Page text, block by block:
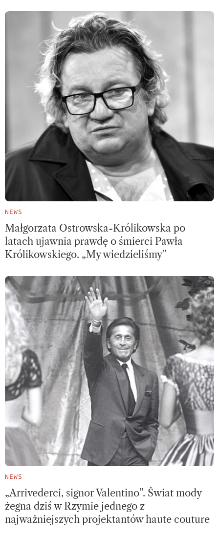
NEWS
Małgorzata Ostrowska-Królikowska po
latach ujawnia prawdę o śmierci Pawła
Królikowskiego. „My wiedzieliśmy”
NEWS
„Arrivederci, signor Valentino”. Świat mody
żegna dziś w Rzymie jednego z
najważniejszych projektantów haute couture